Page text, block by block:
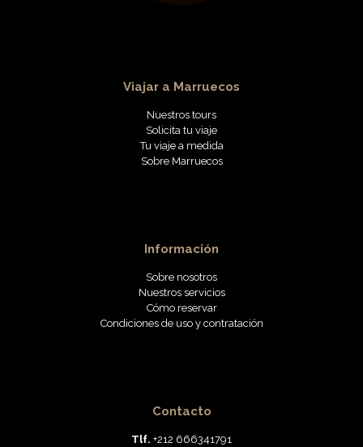
Viajar a Marruecos
Nuestros tours
Solicita tu viaje
Tu viaje a medida
Sobre Marruecos
Información
Sobre nosotros
Nuestros servicios
Cómo reservar
Condiciones de uso y contratación
Contacto
Tlf. +212 666341791